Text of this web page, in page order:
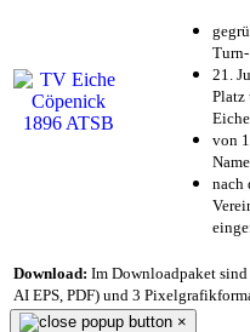
21.
Platz
von
nach
Download: Im Downloadpaket
AI EPS, PDF) und 3
×